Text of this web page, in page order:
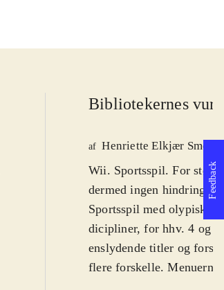
Bibliotekernes
af Henriette Elkjær
Wii. Sportsspil. For
dermed ingen hindring,
Sportsspil med olypiske
dicipliner, for hhv. 4 og
enslydende titler og
flere forskelle. Menuerne
Feedback